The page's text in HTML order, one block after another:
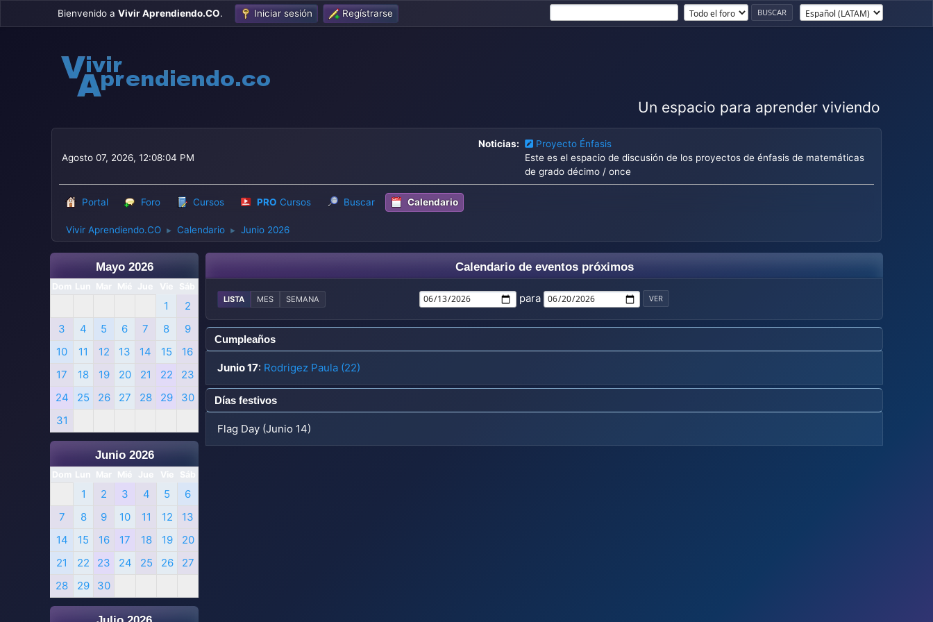
Bienvenido a Vivir Aprendiendo.CO. Iniciar sesión Regístrarse
Un espacio para aprender viviendo
Agosto 07, 2026, 12:08:04 PM
Noticias:
Proyecto Énfasis
Este es el espacio de discusión de los proyectos de énfasis de matemáticas
de grado décimo / once
Portal Foro Cursos PRO Cursos Buscar Calendario
Vivir Aprendiendo.CO ► Calendario ► Junio 2026
Mayo 2026
Dom Lun Mar Mié Jue Vie Sáb
1
2
3
4 5 6 7 8
9
10
11 12 13 14 15
16
17
18 19 20 21 22
23
24
25 26 27 28 29
30
31
Junio 2026
Dom Lun Mar Mié Jue Vie Sáb
1 2 3 4 5
6
7
8 9 10 11 12
13
14
15 16 17 18 19
20
21
22 23 24 25 26
27
28
29 30
Calendario de eventos próximos
LISTA MES SEMANA para
Cumpleaños
Junio 17: Rodrigez Paula (22)
Días festivos
Flag Day (Junio 14)